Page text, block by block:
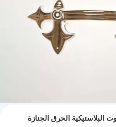
البلاستيكية الحرق الجنازة